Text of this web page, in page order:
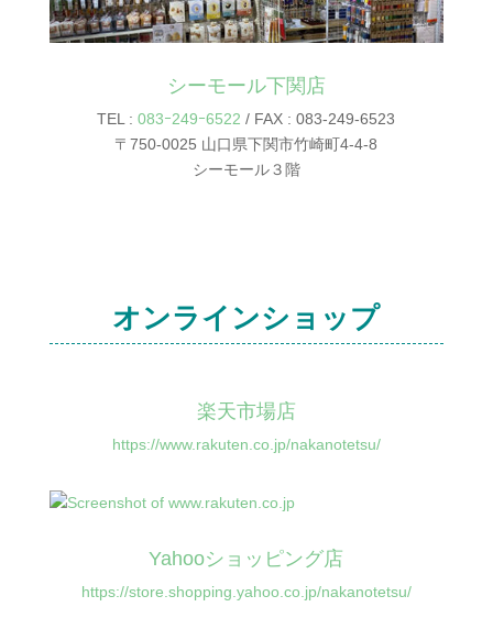
シーモール下関店
TEL :083ｰ249ｰ6522 / FAX : 083-249-6523
〒750-0025 山口県下関市竹崎町4-4-8
シーモール３階
オンラインショップ
楽天市場店
https://www.rakuten.co.jp/nakanotetsu/
Yahooショッピング店
https://store.shopping.yahoo.co.jp/nakanotetsu/